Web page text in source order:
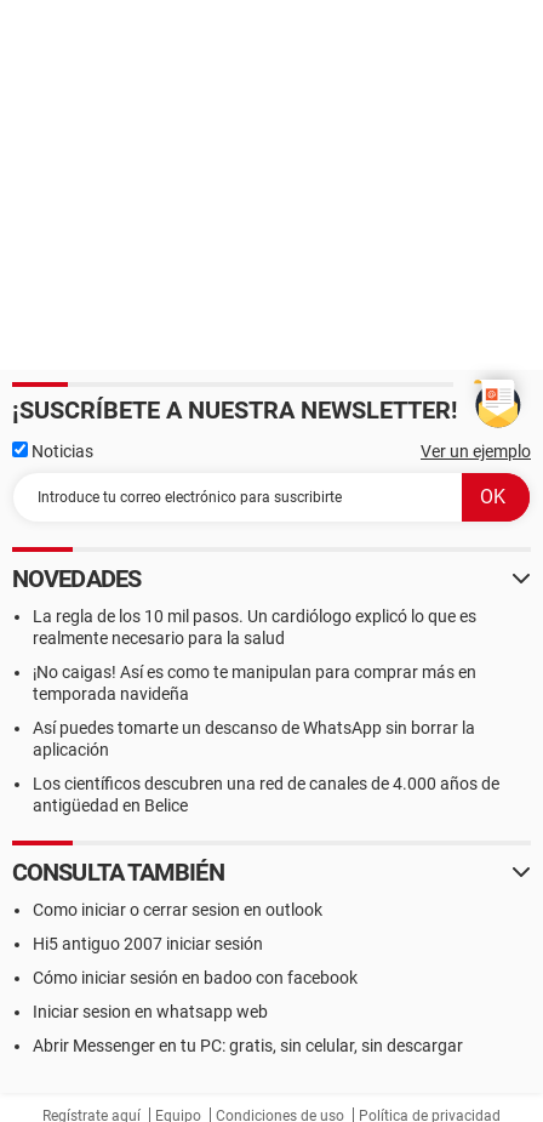
¡SUSCRÍBETE A NUESTRA NEWSLETTER!
Noticias Ver un ejemplo
NOVEDADES
La regla de los 10 mil pasos. Un cardiólogo explicó lo que es
realmente necesario para la salud
¡No caigas! Así es como te manipulan para comprar más en
temporada navideña
Así puedes tomarte un descanso de WhatsApp sin borrar la
aplicación
Los científicos descubren una red de canales de 4.000 años de
antigüedad en Belice
CONSULTA TAMBIÉN
Como iniciar o cerrar sesion en outlook
Hi5 antiguo 2007 iniciar sesión
Cómo iniciar sesión en badoo con facebook
Iniciar sesion en whatsapp web
Abrir Messenger en tu PC: gratis, sin celular, sin descargar
Regístrate aquí Equipo Condiciones de uso Política de privacidad